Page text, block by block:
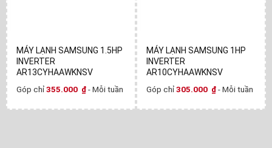
MÁY LẠNH SAMSUNG 1.5HP
INVERTER
AR13CYHAAWKNSV
Góp chỉ355.000 ₫- Mỗi tuần
MÁY LẠNH SAMSUNG 1HP
INVERTER
AR10CYHAAWKNSV
Góp chỉ305.000 ₫- Mỗi tuần